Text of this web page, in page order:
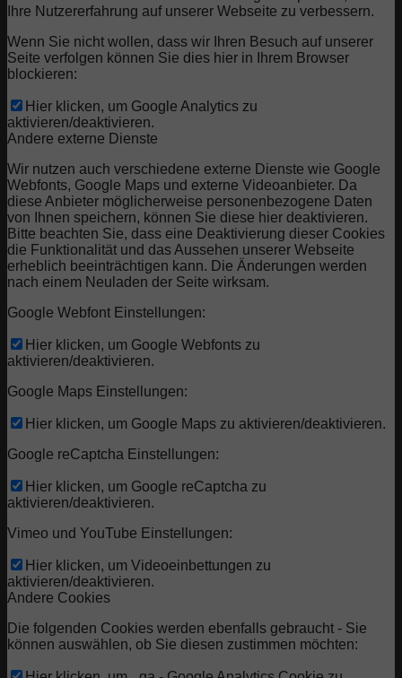
Ihre Nutzererfahrung auf unserer Webseite zu verbessern.
Wenn Sie nicht wollen, dass wir Ihren Besuch auf unserer
Seite verfolgen können Sie dies hier in Ihrem Browser
blockieren:
Hier klicken, um Google Analytics zu
aktivieren/deaktivieren.
Andere externe Dienste
Wir nutzen auch verschiedene externe Dienste wie Google
Webfonts, Google Maps und externe Videoanbieter. Da
diese Anbieter möglicherweise personenbezogene Daten
von Ihnen speichern, können Sie diese hier deaktivieren.
Bitte beachten Sie, dass eine Deaktivierung dieser Cookies
die Funktionalität und das Aussehen unserer Webseite
erheblich beeinträchtigen kann. Die Änderungen werden
nach einem Neuladen der Seite wirksam.
Google Webfont Einstellungen:
Hier klicken, um Google Webfonts zu
aktivieren/deaktivieren.
Google Maps Einstellungen:
Hier klicken, um Google Maps zu aktivieren/deaktivieren.
Google reCaptcha Einstellungen:
Hier klicken, um Google reCaptcha zu
aktivieren/deaktivieren.
Vimeo und YouTube Einstellungen:
Hier klicken, um Videoeinbettungen zu
aktivieren/deaktivieren.
Andere Cookies
Die folgenden Cookies werden ebenfalls gebraucht - Sie
können auswählen, ob Sie diesen zustimmen möchten: